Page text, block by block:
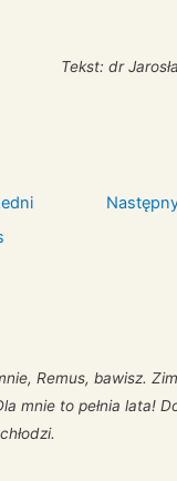
Tekst: dr
Remus, bawisz.
mnie to pełnia lata!